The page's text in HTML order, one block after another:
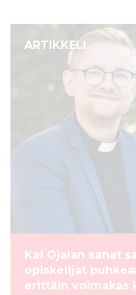
ARTIKKELI
Kai Ojalan sanat
opiskelijat
erittäin voimakas